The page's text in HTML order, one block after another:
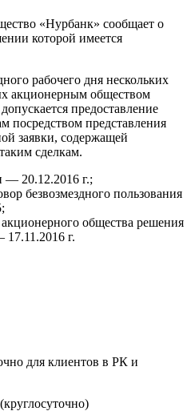
«Нурбанк» сообщает о
которой имеется
рабочего дня нескольких
акционерным обществом
предоставление
посредством представления
заявки, содержащей
сделкам.
— 20.12.2016 г.;
безвозмездного пользования
общества решения
г.
для клиентов в РК и